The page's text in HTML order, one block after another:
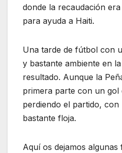
donde la recaudación
para ayuda a Haiti.
Una tarde de fútbol con
y bastante ambiente en
resultado. Aunque la
primera parte con un gol
perdiendo el partido, con
bastante floja.
Aquí os dejamos